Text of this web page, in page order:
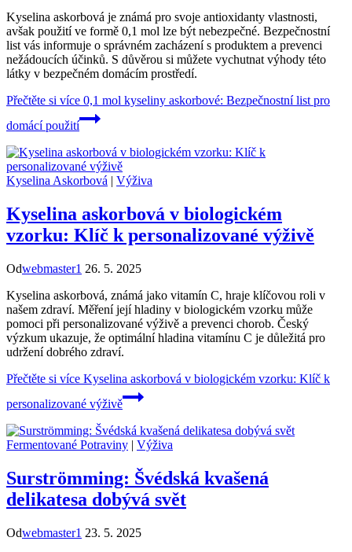
Kyselina askorbová je známá pro svoje antioxidanty vlastnosti,
avšak použití ve formě 0,1 mol lze být nebezpečné. Bezpečnostní
list vás informuje o správném zacházení s produktem a prevenci
nežádoucích účinků. S důvěrou si můžete vychutnat výhody této
látky v bezpečném domácím prostředí.
Přečtěte si více 0,1 mol kyseliny askorbové: Bezpečnostní list pro
domácí použití
Kyselina Askorbová | Výživa
Kyselina askorbová v biologickém
vzorku: Klíč k personalizované výživě
Odwebmaster1 26. 5. 2025
Kyselina askorbová, známá jako vitamín C, hraje klíčovou roli v
našem zdraví. Měření její hladiny v biologickém vzorku může
pomoci při personalizované výživě a prevenci chorob. Český
výzkum ukazuje, že optimální hladina vitamínu C je důležitá pro
udržení dobrého zdraví.
Přečtěte si více Kyselina askorbová v biologickém vzorku: Klíč k
personalizované výživě
Fermentované Potraviny | Výživa
Surströmming: Švédská kvašená
delikatesa dobývá svět
Odwebmaster1 23. 5. 2025